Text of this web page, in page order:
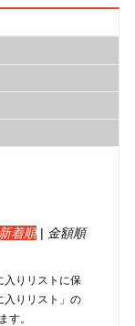
新着順| 金額順
入りリストに保
入りリスト」の
す。